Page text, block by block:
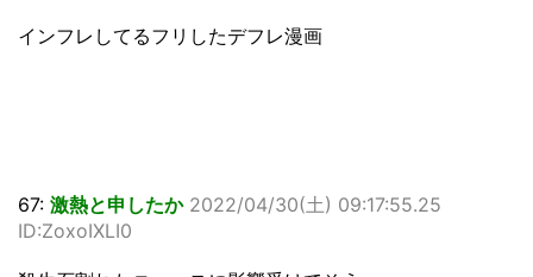
インフレしてるフリしたデフレ漫画
67: 激熱と申したか 2022/04/30(土) 09:17:55.25
ID:ZoxoIXLI0